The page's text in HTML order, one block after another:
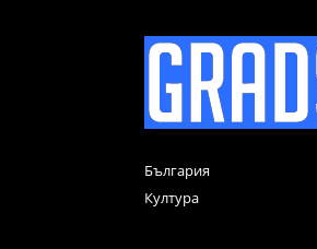
България
Култура